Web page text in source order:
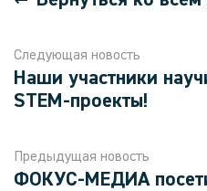
Следующая новость
Наши участники
STEM-проекты!
Предыдущая новость
ФОКУС-МЕДИА